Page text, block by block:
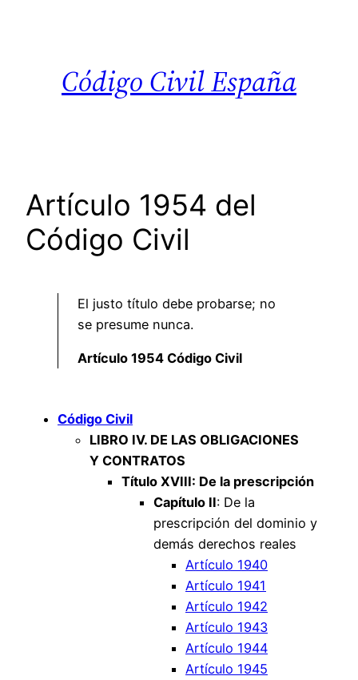
Código Civil España
Artículo 1954 del
Código Civil
El justo título debe probarse; no
se presume nunca.
Artículo 1954 Código Civil
Código Civil
LIBRO IV. DE LAS OBLIGACIONES
Y CONTRATOS
Título XVIII: De la prescripción
Capítulo II: De la
prescripción del dominio y
demás derechos reales
Artículo 1940
Artículo 1941
Artículo 1942
Artículo 1943
Artículo 1944
Artículo 1945